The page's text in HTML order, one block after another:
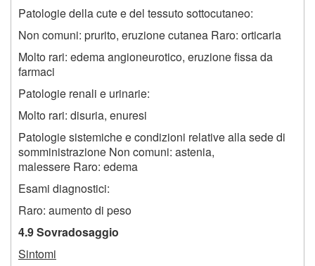
Patologie della cute e del tessuto sottocutaneo:
Non comuni: prurito, eruzione cutanea Raro: orticaria
Molto rari: edema angioneurotico, eruzione fissa da
farmaci
Patologie renali e urinarie:
Molto rari: disuria, enuresi
Patologie sistemiche e condizioni relative alla sede di
somministrazione Non comuni: astenia,
malessere Raro: edema
Esami diagnostici:
Raro: aumento di peso
4.9 Sovradosaggio
Sintomi